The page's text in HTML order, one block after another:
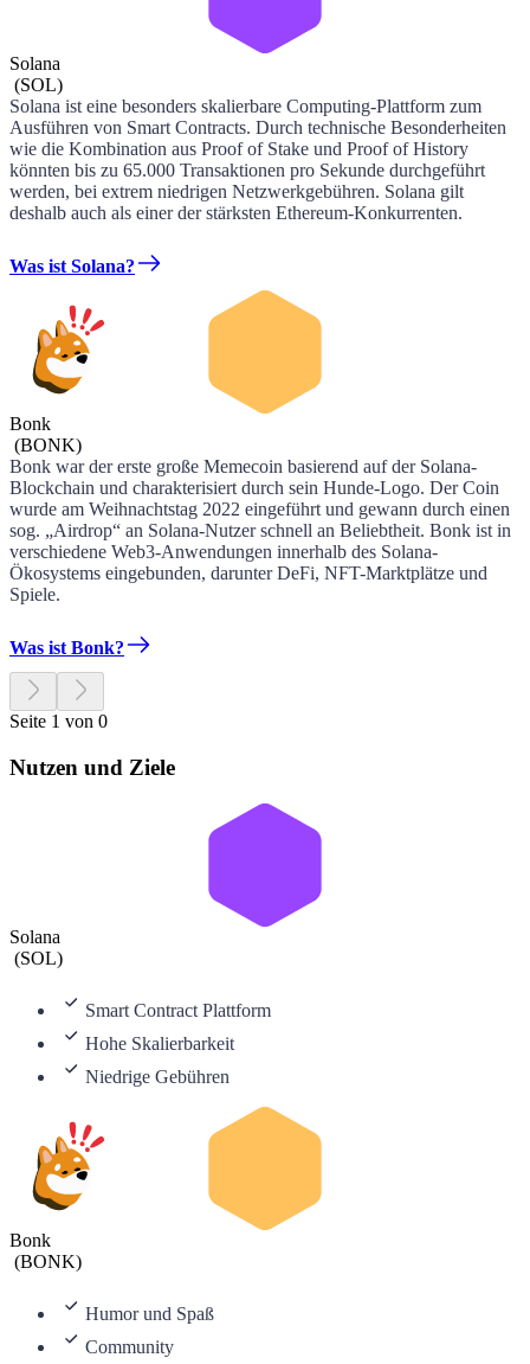
Solana
(SOL)
Solana ist eine besonders skalierbare Computing-Plattform zum
Ausführen von Smart Contracts. Durch technische Besonderheiten
wie die Kombination aus Proof of Stake und Proof of History
könnten bis zu 65.000 Transaktionen pro Sekunde durchgeführt
werden, bei extrem niedrigen Netzwerkgebühren. Solana gilt
deshalb auch als einer der stärksten Ethereum-Konkurrenten.
Was ist Solana?
Bonk
(BONK)
Bonk war der erste große Memecoin basierend auf der Solana-
Blockchain und charakterisiert durch sein Hunde-Logo. Der Coin
wurde am Weihnachtstag 2022 eingeführt und gewann durch einen
sog. „Airdrop“ an Solana-Nutzer schnell an Beliebtheit. Bonk ist in
verschiedene Web3-Anwendungen innerhalb des Solana-
Ökosystems eingebunden, darunter DeFi, NFT-Marktplätze und
Spiele.
Was ist Bonk?
Seite 1 von 0
Nutzen und Ziele
Solana
(SOL)
Smart Contract Plattform
Hohe Skalierbarkeit
Niedrige Gebühren
Bonk
(BONK)
Humor und Spaß
Community